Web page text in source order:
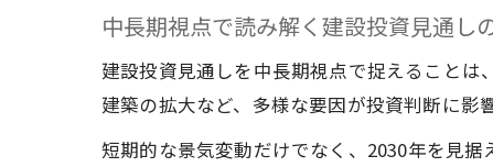
中長期視点で読み解く建設投資見通し
建設投資見通しを中長期視点で捉えること
建築の拡大など、多様な要因が投資判断に影
短期的な景気変動だけでなく、2030年を見